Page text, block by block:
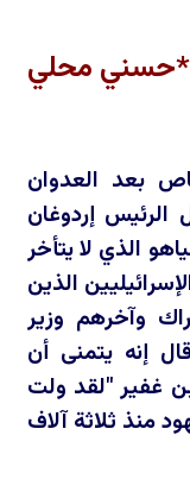
*حسني محلي
بعد العدوان
إردوغان
الذي لا يتأخر
الذين
وآخرهم وزير
إنه يتمنى أن
غفير "لقد ولت
منذ ثلاثة آلاف